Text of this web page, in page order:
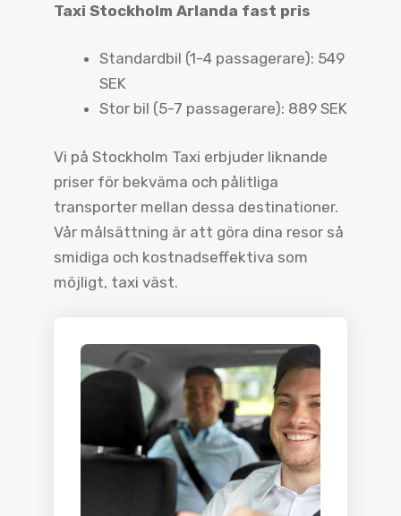
Taxi Stockholm Arlanda fast pris
Standardbil (1-4 passagerare): 549
SEK
Stor bil (5-7 passagerare): 889 SEK
Vi på Stockholm Taxi erbjuder liknande
priser för bekväma och pålitliga
transporter mellan dessa destinationer.
Vår målsättning är att göra dina resor så
smidiga och kostnadseffektiva som
möjligt, taxi väst.